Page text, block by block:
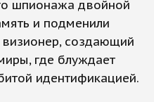
шпионажа двойной
и подменили
визионер, создающий
где блуждает
идентификацией.